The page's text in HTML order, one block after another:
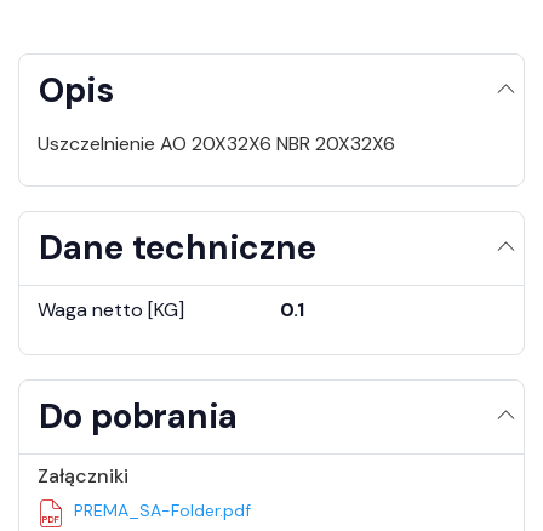
Opis
Uszczelnienie AO 20X32X6 NBR 20X32X6
Dane techniczne
Waga netto [KG] 0.1
Do pobrania
Załączniki
PREMA_SA-Folder.pdf